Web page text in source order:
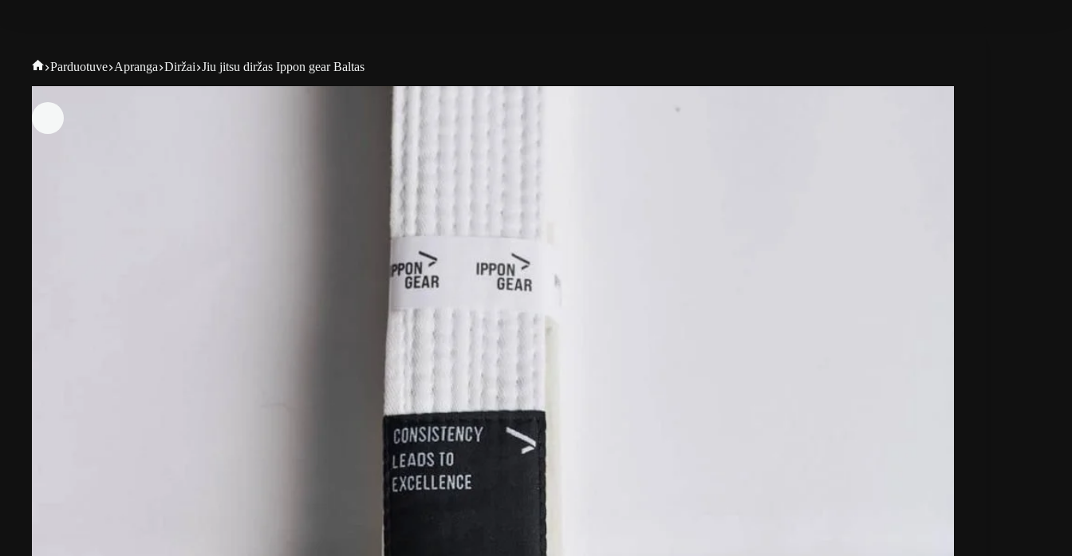
Fightgear
Parduotuve Apranga Diržai Jiu jitsu diržas Ippon gear Baltas